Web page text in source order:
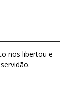
nos libertou e